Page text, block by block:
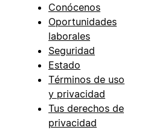
Conócenos
Oportunidades
laborales
Seguridad
Estado
Términos de uso
y privacidad
Tus derechos de
privacidad